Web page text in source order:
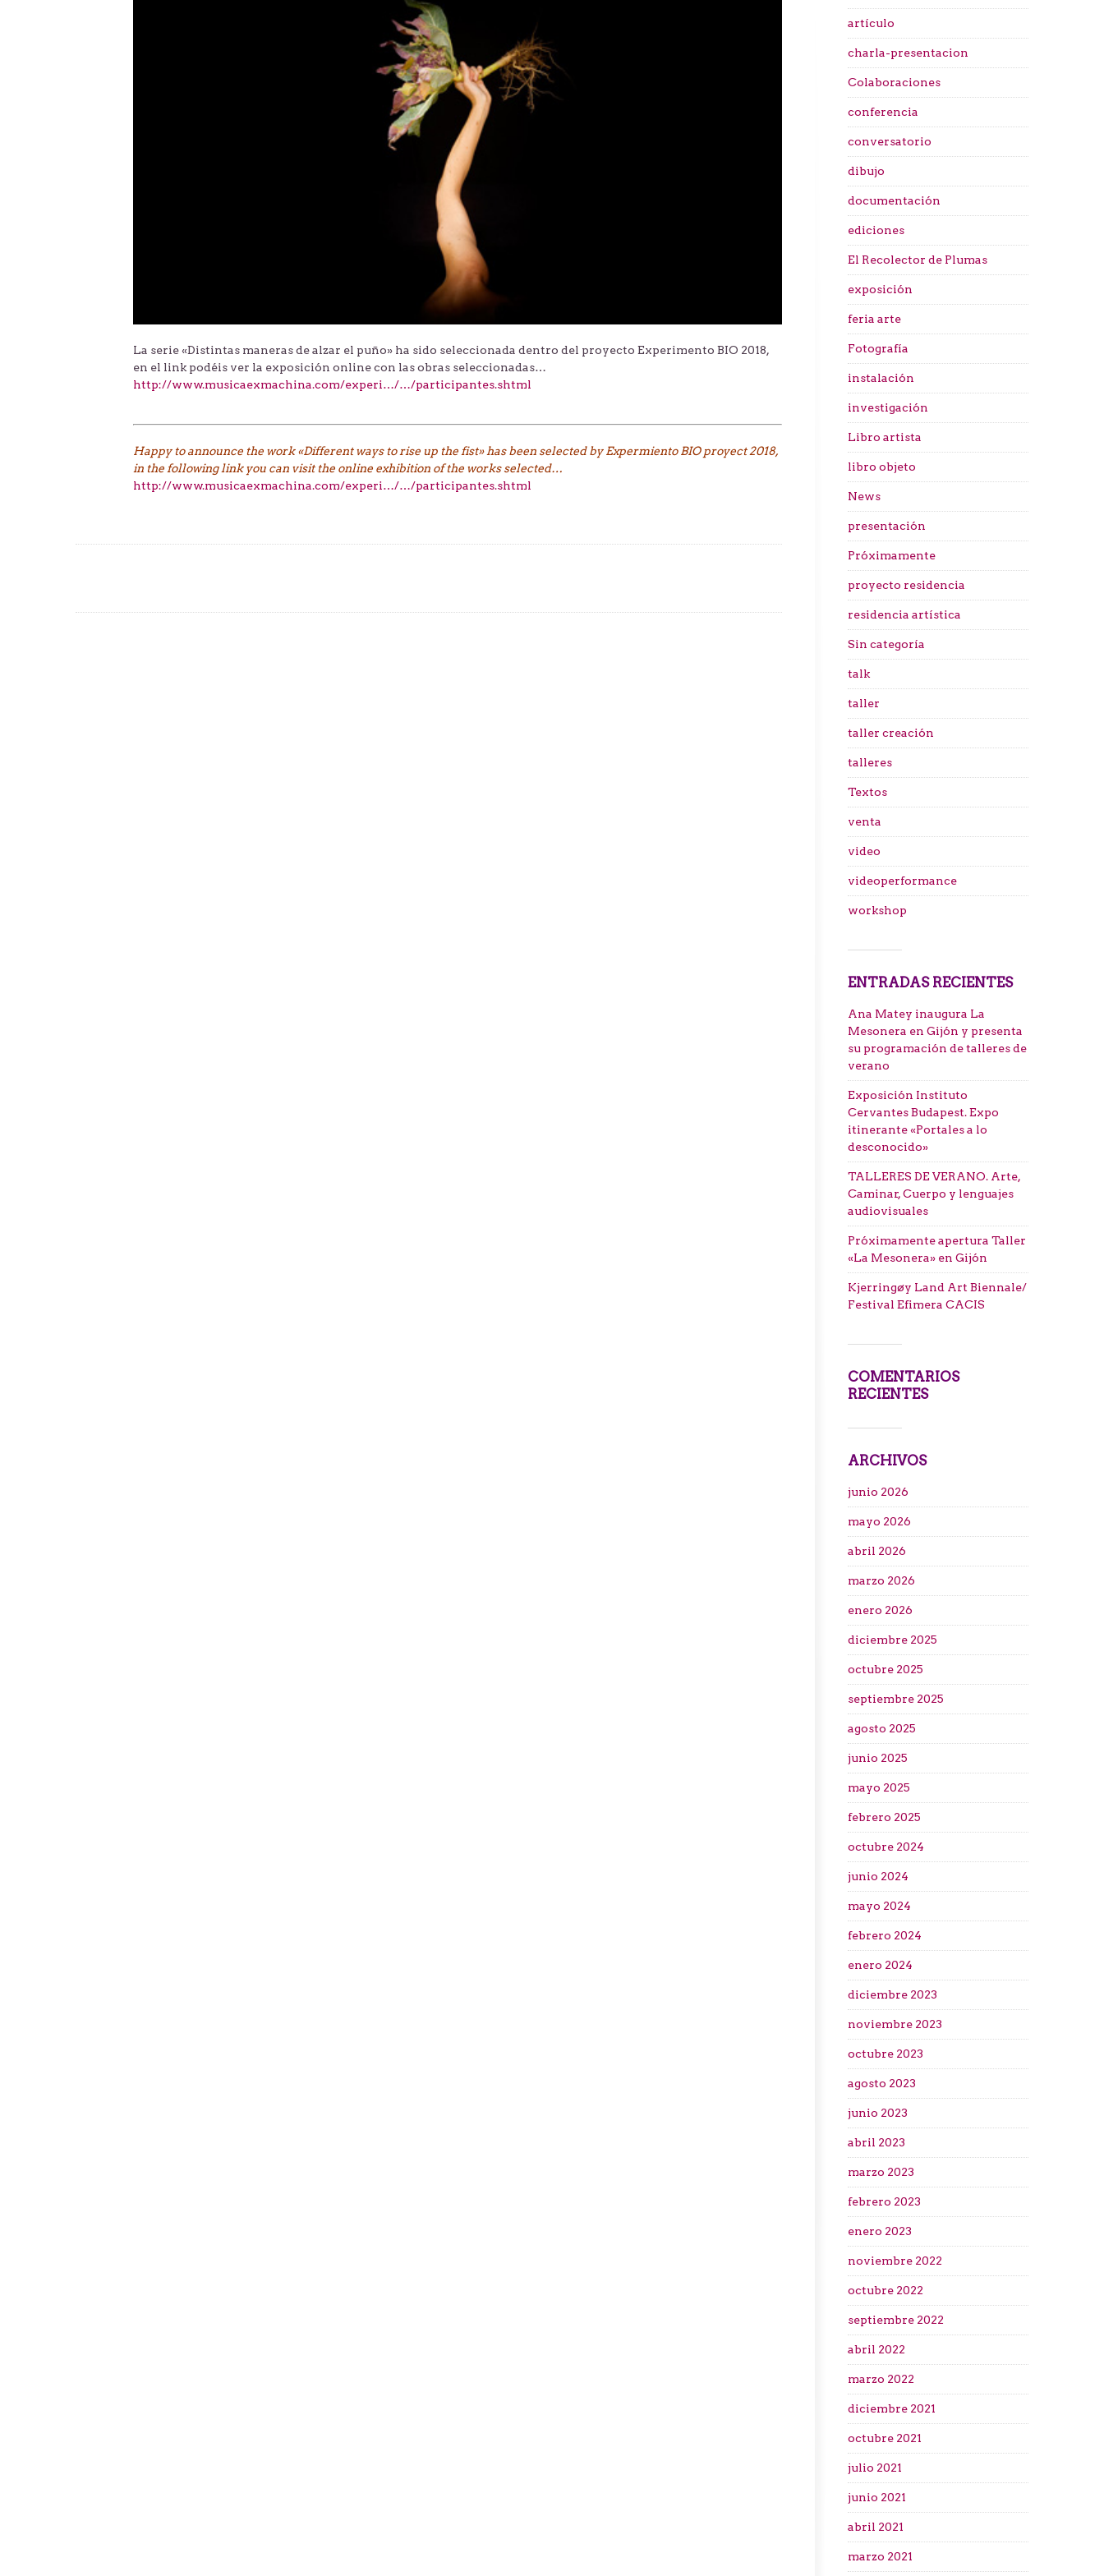
La serie «Distintas maneras de alzar el puño» ha sido seleccionada dentro del proyecto Experimento BIO 2018,
en el link podéis ver la exposición online con las obras seleccionadas…
http://www.musicaexmachina.com/experi…/…/participantes.shtml
Happy to announce the work «Different ways to rise up the fist» has been selected by Expermiento BIO proyect 2018,
in the following link you can visit the online exhibition of the works selected…
http://www.musicaexmachina.com/experi…/…/participantes.shtml
artículo
charla-presentacion
Colaboraciones
conferencia
conversatorio
dibujo
documentación
ediciones
El Recolector de Plumas
exposición
feria arte
Fotografía
instalación
investigación
Libro artista
libro objeto
News
presentación
Próximamente
proyecto residencia
residencia artística
Sin categoría
talk
taller
taller creación
talleres
Textos
venta
video
videoperformance
workshop
ENTRADAS RECIENTES
Ana Matey inaugura La
Mesonera en Gijón y presenta
su programación de talleres de
verano
Exposición Instituto
Cervantes Budapest. Expo
itinerante «Portales a lo
desconocido»
TALLERES DE VERANO. Arte,
Caminar, Cuerpo y lenguajes
audiovisuales
Próximamente apertura Taller
«La Mesonera» en Gijón
Kjerringøy Land Art Biennale/
Festival Efimera CACIS
COMENTARIOS
RECIENTES
ARCHIVOS
junio 2026
mayo 2026
abril 2026
marzo 2026
enero 2026
diciembre 2025
octubre 2025
septiembre 2025
agosto 2025
junio 2025
mayo 2025
febrero 2025
octubre 2024
junio 2024
mayo 2024
febrero 2024
enero 2024
diciembre 2023
noviembre 2023
octubre 2023
agosto 2023
junio 2023
abril 2023
marzo 2023
febrero 2023
enero 2023
noviembre 2022
octubre 2022
septiembre 2022
abril 2022
marzo 2022
diciembre 2021
octubre 2021
julio 2021
junio 2021
abril 2021
marzo 2021